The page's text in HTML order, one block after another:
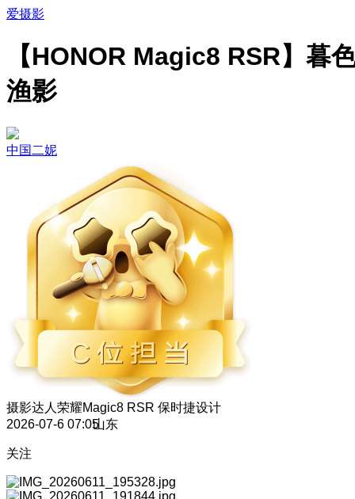
爱摄影
【HONOR Magic8 RSR】暮
渔影
中国二妮
摄影达人 荣耀Magic8 RSR 保时捷设计
2026-07-6 07:05山东
关注